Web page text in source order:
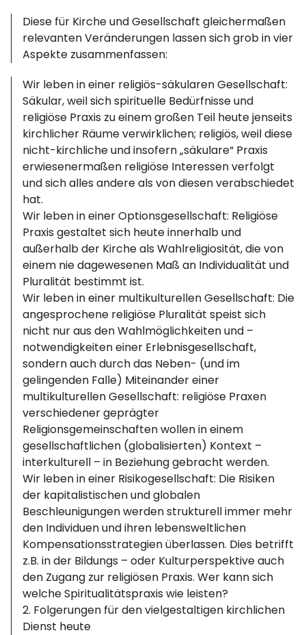
Diese für Kirche und Gesellschaft gleichermaßen
relevanten Veränderungen lassen sich grob in vier
Aspekte zusammenfassen:
Wir leben in einer religiös-säkularen Gesellschaft:
Säkular, weil sich spirituelle Bedürfnisse und
religiöse Praxis zu einem großen Teil heute jenseits
kirchlicher Räume verwirklichen; religiös, weil diese
nicht-kirchliche und insofern „säkulare“ Praxis
erwiesenermaßen religiöse Interessen verfolgt
und sich alles andere als von diesen verabschiedet
hat.
Wir leben in einer Optionsgesellschaft: Religiöse
Praxis gestaltet sich heute innerhalb und
außerhalb der Kirche als Wahlreligiosität, die von
einem nie dagewesenen Maß an Individualität und
Pluralität bestimmt ist.
Wir leben in einer multikulturellen Gesellschaft: Die
angesprochene religiöse Pluralität speist sich
nicht nur aus den Wahlmöglichkeiten und –
notwendigkeiten einer Erlebnisgesellschaft,
sondern auch durch das Neben- (und im
gelingenden Falle) Miteinander einer
multikulturellen Gesellschaft: religiöse Praxen
verschiedener geprägter
Religionsgemeinschaften wollen in einem
gesellschaftlichen (globalisierten) Kontext –
interkulturell – in Beziehung gebracht werden.
Wir leben in einer Risikogesellschaft: Die Risiken
der kapitalistischen und globalen
Beschleunigungen werden strukturell immer mehr
den Individuen und ihren lebensweltlichen
Kompensationsstrategien überlassen. Dies betrifft
z.B. in der Bildungs – oder Kulturperspektive auch
den Zugang zur religiösen Praxis. Wer kann sich
welche Spiritualitätspraxis wie leisten?
2. Folgerungen für den vielgestaltigen kirchlichen
Dienst heute